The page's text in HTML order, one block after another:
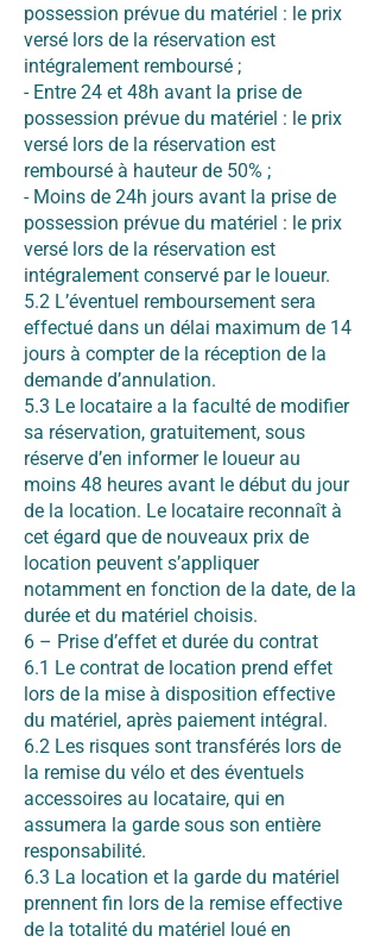
possession prévue du matériel : le prix
versé lors de la réservation est
intégralement remboursé ;
- Entre 24 et 48h avant la prise de
possession prévue du matériel : le prix
versé lors de la réservation est
remboursé à hauteur de 50% ;
- Moins de 24h jours avant la prise de
possession prévue du matériel : le prix
versé lors de la réservation est
intégralement conservé par le loueur.
5.2 L’éventuel remboursement sera
effectué dans un délai maximum de 14
jours à compter de la réception de la
demande d’annulation.
5.3 Le locataire a la faculté de modifier
sa réservation, gratuitement, sous
réserve d’en informer le loueur au
moins 48 heures avant le début du jour
de la location. Le locataire reconnaît à
cet égard que de nouveaux prix de
location peuvent s’appliquer
notamment en fonction de la date, de la
durée et du matériel choisis.
6 – Prise d’effet et durée du contrat
6.1 Le contrat de location prend effet
lors de la mise à disposition effective
du matériel, après paiement intégral.
6.2 Les risques sont transférés lors de
la remise du vélo et des éventuels
accessoires au locataire, qui en
assumera la garde sous son entière
responsabilité.
6.3 La location et la garde du matériel
prennent fin lors de la remise effective
de la totalité du matériel loué en